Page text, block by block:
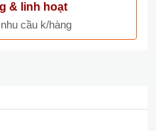
& linh hoạt
cầu k/hàng